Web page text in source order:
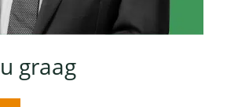
graag